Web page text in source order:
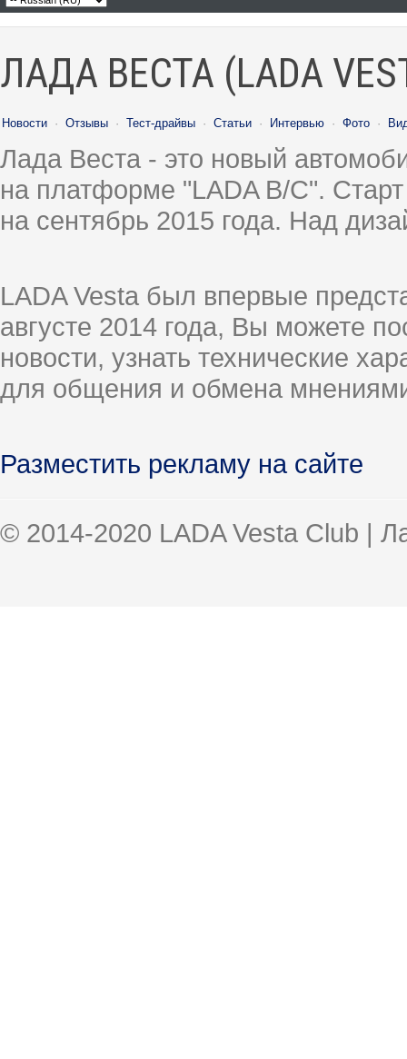
ЛАДА ВЕСТА (LADA
Новости · Отзывы · Тест-драйвы · Статьи · Интервью · Фото ·
Лада Веста - это новый
на платформе "LADA B/C".
на сентябрь 2015 года. Над
LADA Vesta был впервые
августе 2014 года, Вы можете
новости, узнать технические
для общения и обмена
Разместить рекламу на сайте
© 2014-2020 LADA Vesta Club |